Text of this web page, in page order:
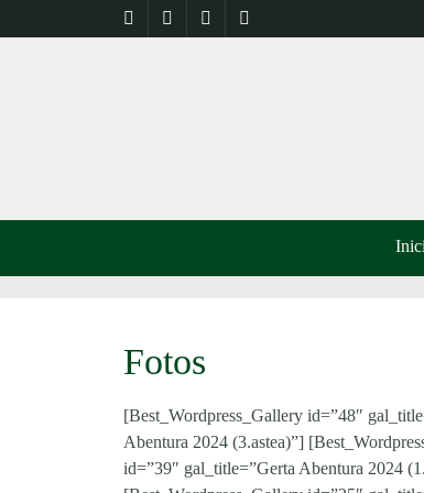
Fotos
[Best_Wordpress_Gallery id=”48″
Abentura 2024 (3.astea)”]
id=”39″ gal_title=”Gerta Abentura 2024